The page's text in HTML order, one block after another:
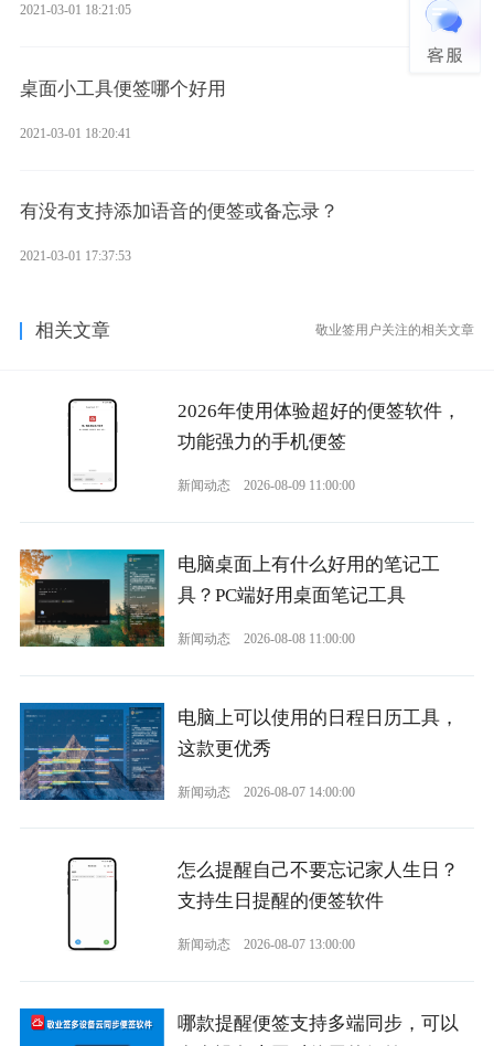
2021-03-01 18:21:05
桌面小工具便签哪个好用
2021-03-01 18:20:41
有没有支持添加语音的便签或备忘录？
2021-03-01 17:37:53
相关文章 敬业签用户关注的相关文章
2026年使用体验超好的便签软件，
功能强力的手机便签
新闻动态 2026-08-09 11:00:00
电脑桌面上有什么好用的笔记工
具？PC端好用桌面笔记工具
新闻动态 2026-08-08 11:00:00
电脑上可以使用的日程日历工具，
这款更优秀
新闻动态 2026-08-07 14:00:00
怎么提醒自己不要忘记家人生日？
支持生日提醒的便签软件
新闻动态 2026-08-07 13:00:00
哪款提醒便签支持多端同步，可以